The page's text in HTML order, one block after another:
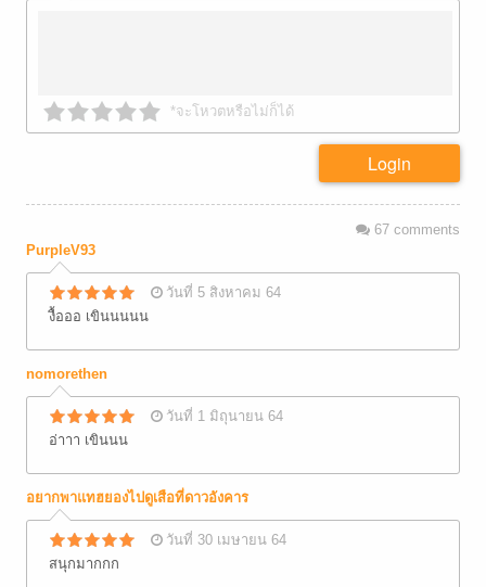
*จะโหวตหรือไม่ก็ได้
Login
67comments
PurpleV93
วันที่ 5 สิงหาคม 64
งื้อออ เขินนนนน
nomorethen
วันที่ 1 มิถุนายน 64
อ่าาา เขินนน
อยากพาแทฮยองไปดูเสือที่ดาวอังคาร
วันที่ 30 เมษายน 64
สนุกมากกก